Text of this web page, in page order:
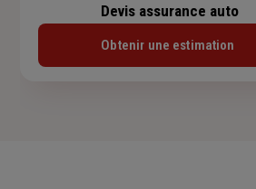
Devis assurance auto
Obtenir une estimation